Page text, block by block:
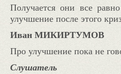
Получается они все
улучшение после этого
Иван МИКИРТУМОВ
Про улучшение пока не
Слушатель